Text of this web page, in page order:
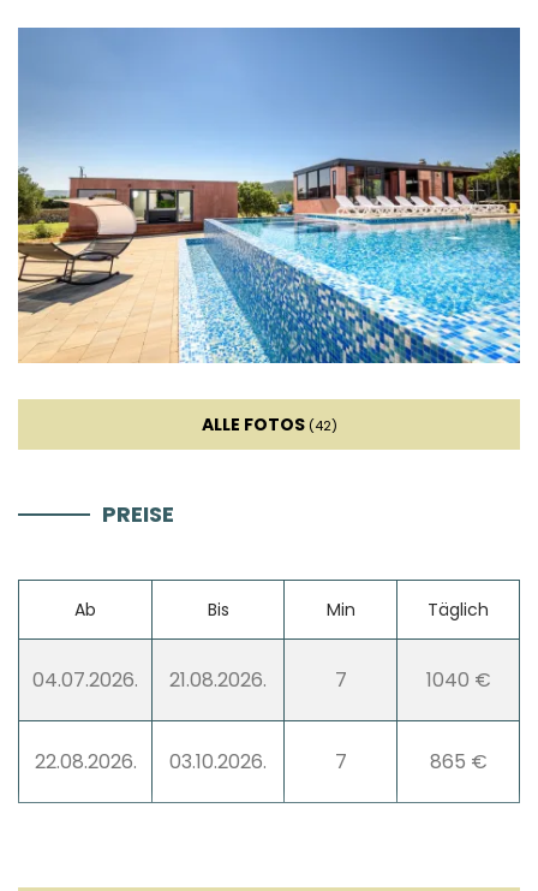
ALLE FOTOS (42)
PREISE
Ab Bis Min Täglich
04.07.2026. 21.08.2026. 7 1040 €
22.08.2026. 03.10.2026. 7 865 €